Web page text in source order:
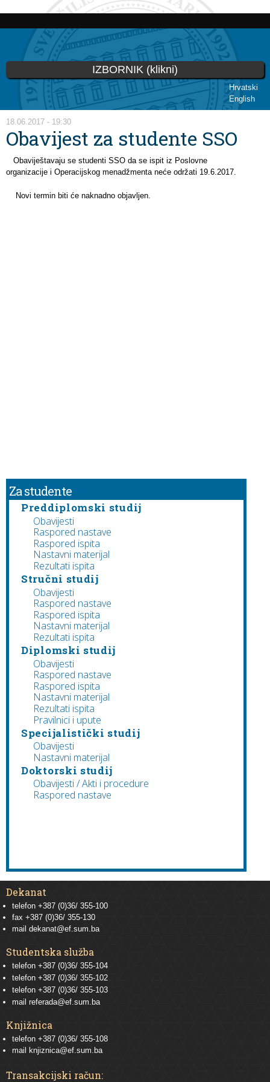
Skoči
glavni
sadržaj
Hrvatski
English
IZBORNIK (klikni)
Vi ste ovdje
18.06.2017 - 19:30
Obavijest za studente SSO
Obaviještavaju se studenti SSO da se ispit iz Poslovne
organizacije i Operacijskog menadžmenta neće održati 19.6.2017.
Novi termin biti će naknadno objavljen.
Za studente
Preddiplomski studij
Obavijesti
Raspored nastave
Raspored ispita
Nastavni materijal
Rezultati ispita
Stručni studij
Obavijesti
Raspored nastave
Raspored ispita
Nastavni materijal
Rezultati ispita
Diplomski studij
Obavijesti
Raspored nastave
Raspored ispita
Nastavni materijal
Rezultati ispita
Pravilnici i upute
Specijalistički studij
Obavijesti
Nastavni materijal
Doktorski studij
Obavijesti / Akti i procedure
Raspored nastave
Dekanat
telefon +387 (0)36/ 355-100
fax +387 (0)36/ 355-130
mail dekanat@ef.sum.ba
Studentska služba
telefon +387 (0)36/ 355-104
telefon +387 (0)36/ 355-102
telefon +387 (0)36/ 355-103
mail referada@ef.sum.ba
Knjižnica
telefon +387 (0)36/ 355-108
mail
knjiznica@ef.sum.ba
Transakcijski račun: